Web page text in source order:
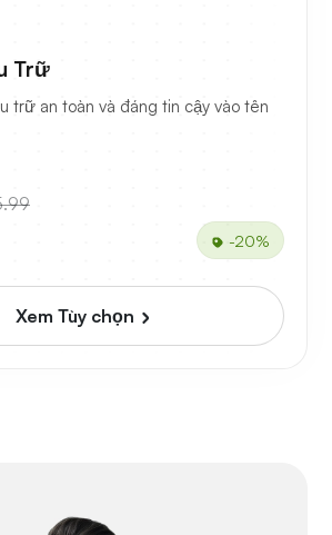
Trữ
trữ an toàn và đáng tin cậy vào tên
-20%
Xem Tùy chọn